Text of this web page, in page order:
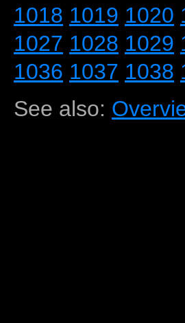
1018 1019 1020
1027 1028 1029
1036 1037 1038
See also: